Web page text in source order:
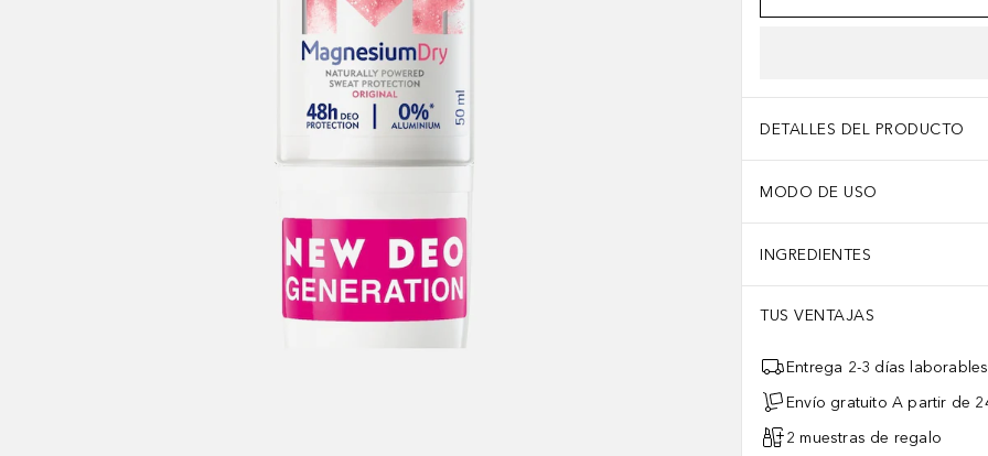
DETALLES DEL PRODUCTO
MODO DE USO
INGREDIENTES
TUS VENTAJAS
Entrega 2-3 días laborables
Envío gratuito A partir de
2 muestras de regalo